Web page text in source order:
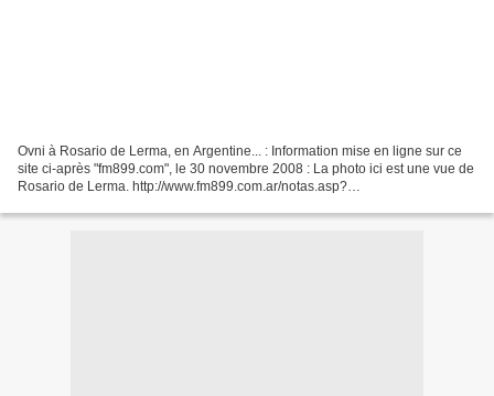
Ovni à Rosario de Lerma, en Argentine... : Information mise en ligne sur ce
site ci-après "fm899.com", le 30 novembre 2008 : La photo ici est une vue de
Rosario de Lerma. http://www.fm899.com.ar/notas.asp?
u=http%3A%2F%2Fwww.fm899.com.ar%2Fnotas.asp%3FId%3D23314%26I